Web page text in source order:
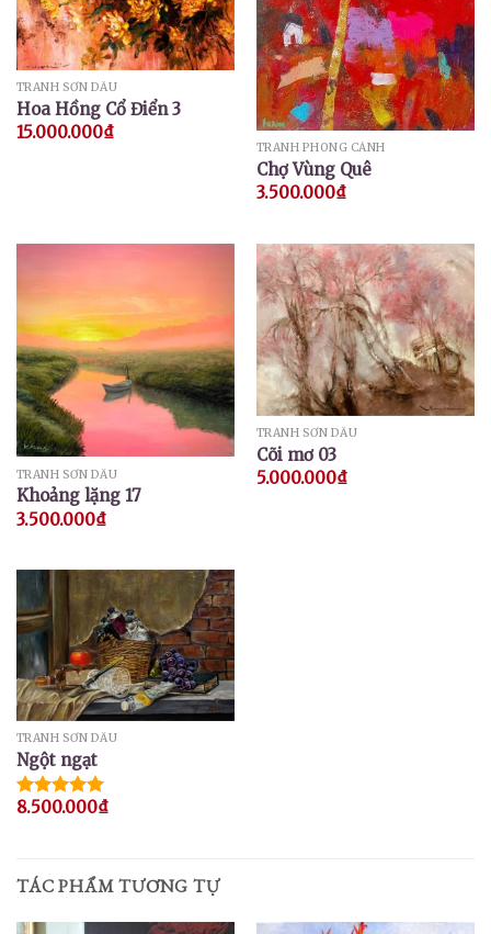
TRANH SƠN DẦU
Hoa Hồng Cổ Điển 3
15.000.000₫
TRANH PHONG CẢNH
Chợ Vùng Quê
3.500.000₫
TRANH SƠN DẦU
Khoảng lặng 17
3.500.000₫
TRANH SƠN DẦU
Cõi mơ 03
5.000.000₫
TRANH SƠN DẦU
Ngột ngạt
Được xếp
8.500.000₫
TÁC PHẨM TƯƠNG TỰ